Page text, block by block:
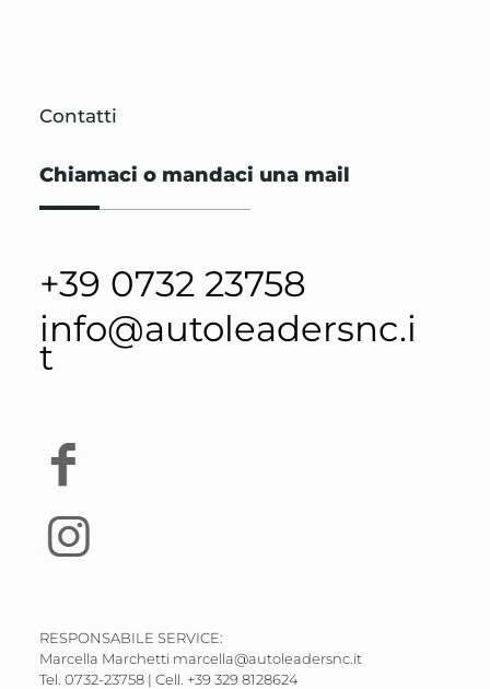
Contatti
Chiamaci o mandaci una mail
+39 0732 23758
info@autoleadersnc.i
t
RESPONSABILE SERVICE:
Marcella Marchetti marcella@autoleadersnc.it
Tel. 0732-23758 | Cell. +39 329 8128624